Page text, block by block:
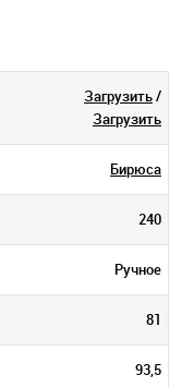
Загрузить/
Загрузить
Бирюса
240
Ручное
81
93,5